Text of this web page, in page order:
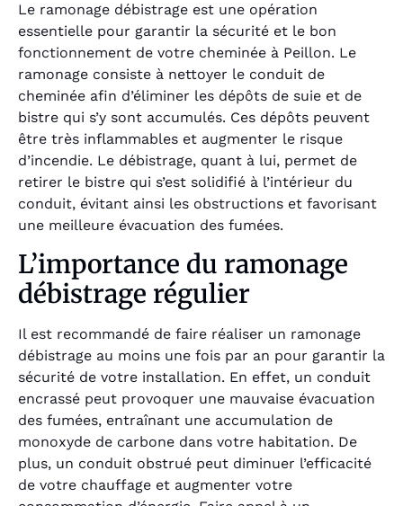
Le ramonage débistrage est une opération
essentielle pour garantir la sécurité et le bon
fonctionnement de votre cheminée à Peillon. Le
ramonage consiste à nettoyer le conduit de
cheminée afin d’éliminer les dépôts de suie et de
bistre qui s’y sont accumulés. Ces dépôts peuvent
être très inflammables et augmenter le risque
d’incendie. Le débistrage, quant à lui, permet de
retirer le bistre qui s’est solidifié à l’intérieur du
conduit, évitant ainsi les obstructions et favorisant
une meilleure évacuation des fumées.
L’importance du ramonage
débistrage régulier
Il est recommandé de faire réaliser un ramonage
débistrage au moins une fois par an pour garantir la
sécurité de votre installation. En effet, un conduit
encrassé peut provoquer une mauvaise évacuation
des fumées, entraînant une accumulation de
monoxyde de carbone dans votre habitation. De
plus, un conduit obstrué peut diminuer l’efficacité
de votre chauffage et augmenter votre